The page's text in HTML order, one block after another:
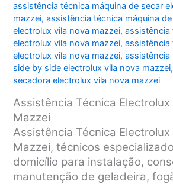
assistência técnica máquina de secar
mazzei,assistência técnica máquina
electrolux vila nova mazzei,assistência
electrolux vila nova mazzei,assistência
electrolux vila nova mazzei,assistência
side by side electrolux vila nova mazzei
secadora electrolux vila nova mazzei
Assistência Técnica Electrolux
Mazzei
Assistência Técnica Electrolux
Mazzei, técnicos
domicílio para instalação,
manutenção de geladeira,